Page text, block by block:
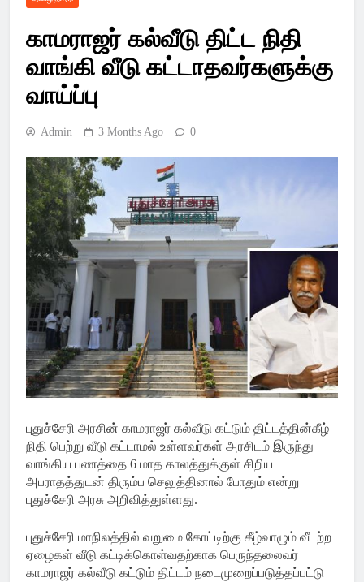
News, India News,
World News –
காமராஜர் கல்வீடு திட்ட நிதி
வாங்கி வீடு கட்டாதவர்களுக்கு
வாய்ப்பு
Admin 3 Months Ago 0
புதுச்சேரி அரசின் காமராஜர் கல்வீடு கட்டும் திட்டத்தின்கீழ்
நிதி பெற்று வீடு கட்டாமல் உள்ளவர்கள் அரசிடம் இருந்து
வாங்கிய பணத்தை 6 மாத காலத்துக்குள் சிறிய
அபராதத்துடன் திரும்ப செலுத்தினால் போதும் என்று
புதுச்சேரி அரசு அறிவித்துள்ளது.
புதுச்சேரி மாநிலத்தில் வறுமை கோட்டிற்கு கீழ்வாழும் வீடற்ற
ஏழைகள் வீடு கட்டிக்கொள்வதற்காக பெருந்தலைவர்
காமராஜர் கல்வீடு கட்டும் திட்டம் நடைமுறைப்படுத்தப்பட்டு